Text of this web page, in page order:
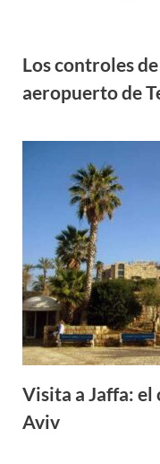
Los controles
aeropuerto de
Visita a Jaffa:
Aviv